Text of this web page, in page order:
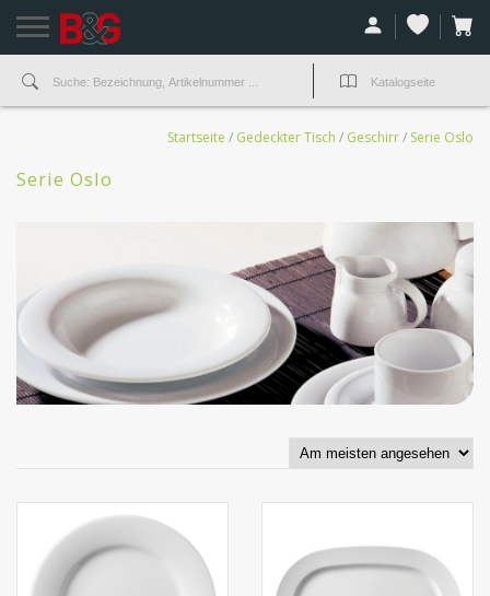
Startseite / Gedeckter Tisch / Geschirr/ Serie Oslo
Serie Oslo